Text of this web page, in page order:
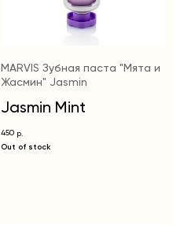
MARVIS Зубная паста "Мята и
Жасмин" Jasmin
Jasmin Mint
450 р.
Out of stock